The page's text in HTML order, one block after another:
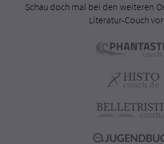
Schau doch mal bei den weiteren
Literatur-Couch